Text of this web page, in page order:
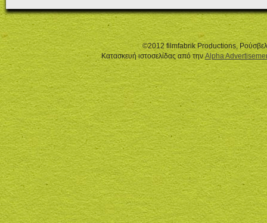
©2012 filmfabrik Productions,
Κατασκευή ιστοσελίδας από την Alpha